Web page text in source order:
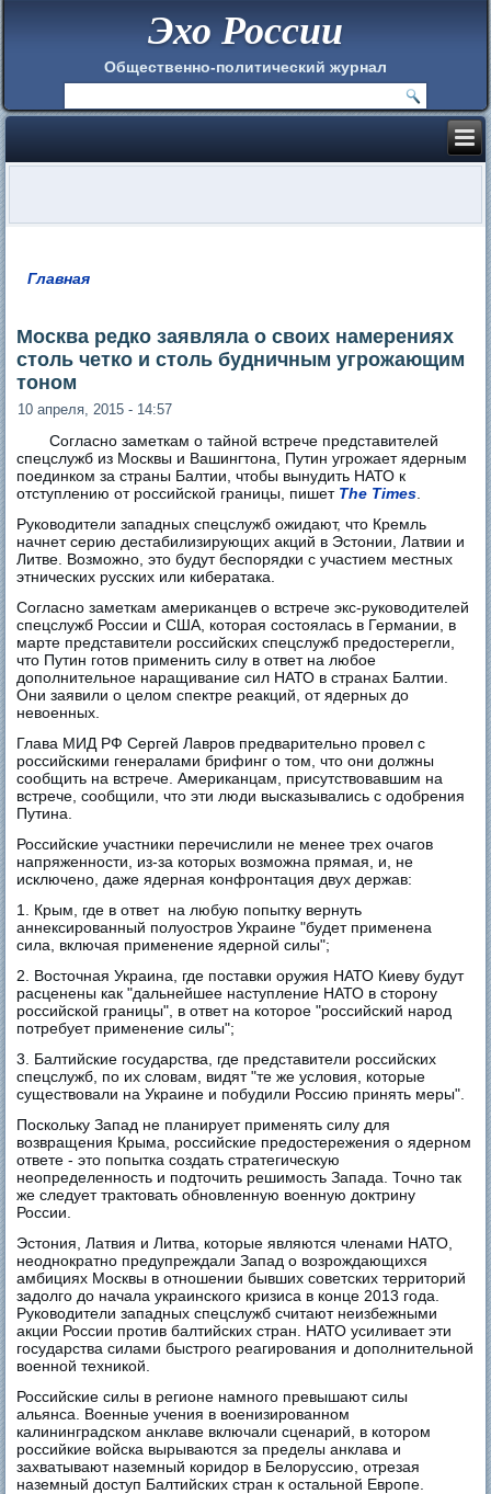
Эхо России
Общественно-политический журнал
Главная
Москва редко заявляла о своих намерениях
столь четко и столь будничным угрожающим
тоном
10 апреля, 2015 - 14:57
Согласно заметкам о тайной встрече представителей
спецслужб из Москвы и Вашингтона, Путин угрожает ядерным
поединком за страны Балтии, чтобы вынудить НАТО к
отступлению от российской границы, пишет The Times
Руководители западных спецслужб ожидают, что Кремль
начнет серию дестабилизирующих акций в Эстонии, Латвии и
Литве. Возможно, это будут беспорядки с участием местных
этнических русских или кибератака.
Cогласно заметкам американцев о встрече экс-руководителей
спецслужб России и США, которая состоялась в Германии, в
марте представители российских спецслужб предостерегли,
что Путин готов применить силу в ответ на любое
дополнительное наращивание сил НАТО в странах Балтии.
Они заявили о целом спектре реакций, от ядерных до
невоенных.
Глава МИД РФ Сергей Лавров предварительно провел с
российскими генералами брифинг о том, что они должны
сообщить на встрече. Американцам, присутствовавшим на
встрече, сообщили, что эти люди высказывались с одобрения
Путина.
Российские участники перечислили не менее трех очагов
напряженности, из-за которых возможна прямая, и, не
исключено, даже ядерная конфронтация двух держав:
1. Крым, где в ответ на любую попытку вернуть
аннексированный полуостров Украине "будет применена
сила, включая применение ядерной силы";
2. Восточная Украина, где поставки оружия НАТО Киеву будут
расценены как "дальнейшее наступление НАТО в сторону
российской границы", в ответ на которое "российский народ
потребует применение силы";
3. Балтийские государства, где представители российских
спецслужб, по их словам, видят "те же условия, которые
существовали на Украине и побудили Россию принять меры".
Поскольку Запад не планирует применять силу для
возвращения Крыма, российские предостережения о ядерном
ответе - это попытка создать стратегическую
неопределенность и подточить решимость Запада. Точно так
же следует трактовать обновленную военную доктрину
России.
Эстония, Латвия и Литва, которые являются членами НАТО,
неоднократно предупреждали Запад о возрождающихся
амбициях Москвы в отношении бывших советских территорий
задолго до начала украинского кризиса в конце 2013 года.
Руководители западных спецслужб считают неизбежными
акции России против балтийских стран. НАТО усиливает эти
государства силами быстрого реагирования и дополнительной
военной техникой.
Российские силы в регионе намного превышают силы
альянса. Военные учения в военизированном
калининградском анклаве включали сценарий, в котором
российкие войска вырываются за пределы анклава и
захватывают наземный коридор в Белоруссию, отрезая
наземный доступ Балтийских стран к остальной Европе.